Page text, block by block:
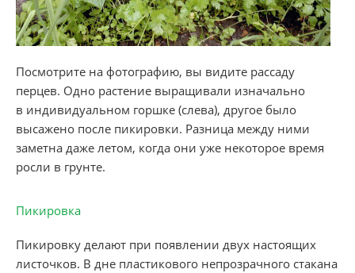
Посмотрите на фотографию, вы видите рассаду
перцев. Одно растение выращивали изначально
в индивидуальном горшке (слева), другое было
высажено после пикировки. Разница между ними
заметна даже летом, когда они уже некоторое время
росли в грунте.
Пикировка
Пикировку делают при появлении двух настоящих
листочков. В дне пластикового непрозрачного стакана